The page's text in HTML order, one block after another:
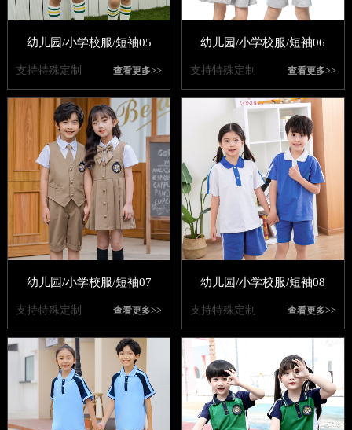
幼儿园/小学校服/短袖05
支持特殊定制 查看更多>>
幼儿园/小学校服/短袖06
支持特殊定制 查看更多>>
幼儿园/小学校服/短袖07
支持特殊定制 查看更多>>
幼儿园/小学校服/短袖08
支持特殊定制 查看更多>>